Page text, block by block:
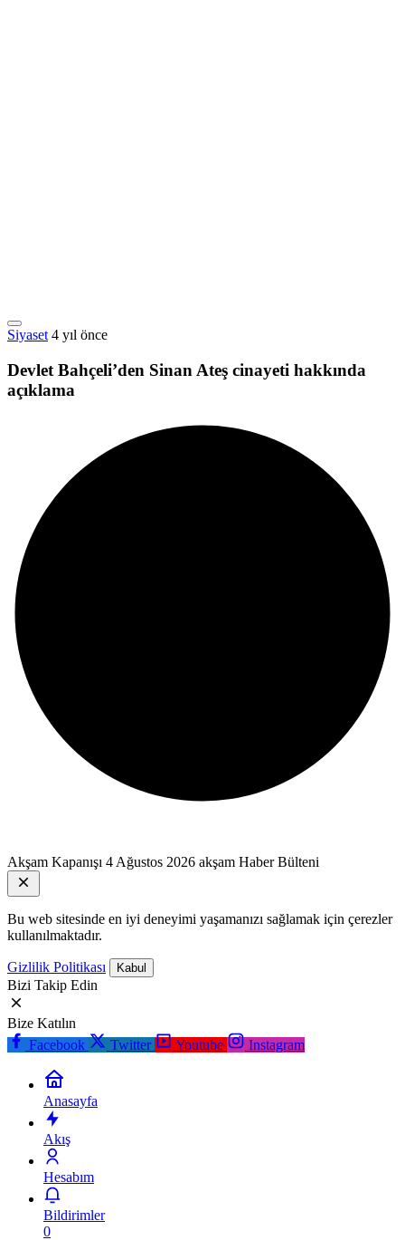
Siyaset 4 yıl önce
Devlet Bahçeli’den Sinan Ateş cinayeti hakkında
açıklama
Akşam Kapanışı 4 Ağustos 2026 akşam Haber Bülteni
Bu web sitesinde en iyi deneyimi yaşamanızı sağlamak için çerezler
kullanılmaktadır.
Gizlilik Politikası Kabul
Bizi Takip Edin
Bize Katılın
Facebook
Twitter Youtube Instagram
Anasayfa
Akış
Hesabım
Bildirimler
0